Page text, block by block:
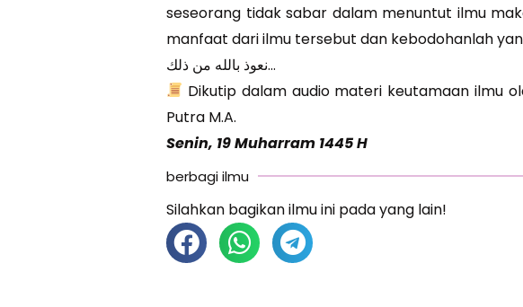
seseorang tidak sabar dalam menuntut ilmu
manfaat dari ilmu tersebut dan kebodohanlah
نعوذ بالله من ذلك…
Dikutip dalam audio materi keutamaan ilmu
Putra M.A.
Senin, 19 Muharram 1445 H
berbagi ilmu
Silahkan bagikan ilmu ini pada yang lain!